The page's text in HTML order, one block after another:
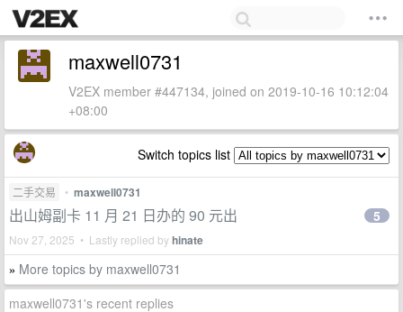
maxwell0731
V2EX member #447134, joined on 2019-10-16 10:12:04
+08:00
Switch topics list
二手交易 • maxwell0731
出山姆副卡 11 月 21 日办的 90 元出
Nov 27, 2025 • Lastly replied byhinate
5
» More topics by maxwell0731
maxwell0731's recent replies